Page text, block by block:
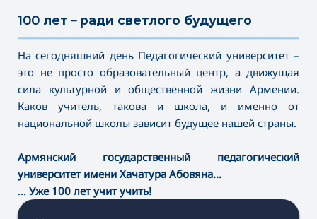
100 лет – ради светлого будущего
На сегодняшний день Педагогический университет –
это не просто образовательный центр, а движущая
сила культурной и общественной жизни Армении.
Каков учитель, такова и школа, и именно от
национальной школы зависит будущее нашей страны.
Армянский государственный педагогический
университет имени Хачатура Абовяна…
… Уже 100 лет учит учить!